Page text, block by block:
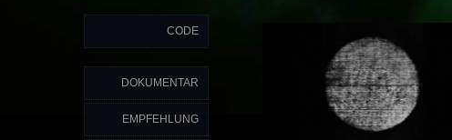
CODE
DOKUMENTAR
EMPFEHLUNG